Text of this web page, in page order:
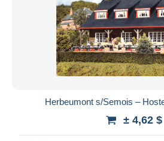
Herbeumont s/Semois –
± 4,62 $